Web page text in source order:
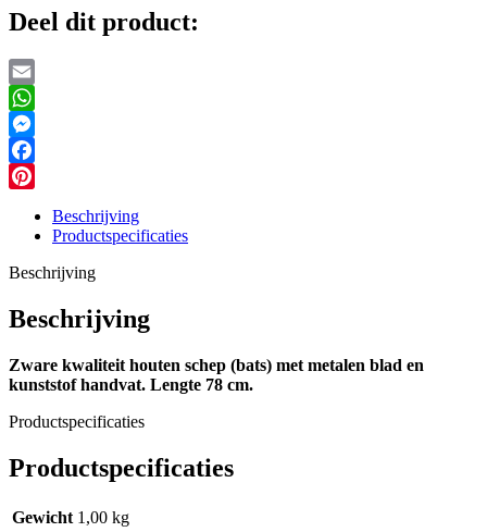
Deel dit product:
Email
WhatsApp
Messenger
Facebook
Beschrijving
Productspecificaties
Beschrijving
Beschrijving
Zware kwaliteit houten schep (bats) met metalen blad en
kunststof handvat. Lengte 78 cm.
Productspecificaties
Productspecificaties
Gewicht 1,00 kg